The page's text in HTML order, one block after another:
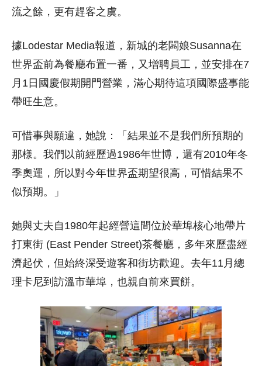
流之餘，更有趕客之虞。
據Lodestar Media報道，新城的老闆娘Susanna在
世界盃前為餐廳布置一番，又增聘員工，並安排在7
月1日國慶假期開門營業，滿心期待這項國際盛事能
帶旺生意。
可惜事與願違，她說：「結果並不是我們所預期的
那様。我們以前經歷過1986年世博，還有2010年冬
季奧運，所以對今年世界盃期望很高，可惜結果不
似預期。」
她與丈夫自1980年起經營這間位於華埠核心地帶片
打東街 (East Pender Street)茶餐廳，多年來歷盡經
濟起伏，但始終深受遊客和街坊歡迎。去年11月總
理卡尼到訪溫市華埠，也親自前來買餅。